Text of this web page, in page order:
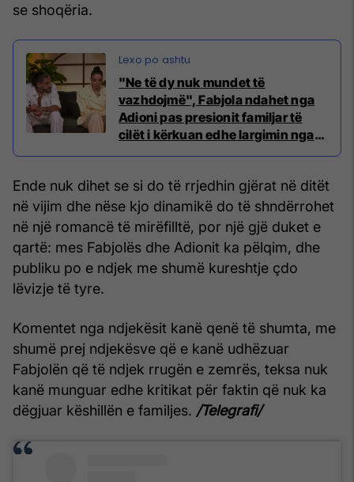
se shoqëria.
"Ne të dy nuk mundet të
vazhdojmë", Fabjola ndahet nga
Adioni pas presionit familjar të
cilët i kërkuan edhe largimin nga
Ende nuk dihet se si do të rrjedhin gjërat në ditët
në vijim dhe nëse kjo dinamikë do të shndërrohet
në një romancë të mirëfilltë, por një gjë duket e
qartë: mes Fabjolës dhe Adionit ka pëlqim, dhe
publiku po e ndjek me shumë kureshtje çdo
lëvizje të tyre.
Komentet nga ndjekësit kanë qenë të shumta, me
shumë prej ndjekësve që e kanë udhëzuar
Fabjolën që të ndjek rrugën e zemrës, teksa nuk
kanë munguar edhe kritikat për faktin që nuk ka
dëgjuar këshillën e familjes. /Telegrafi/